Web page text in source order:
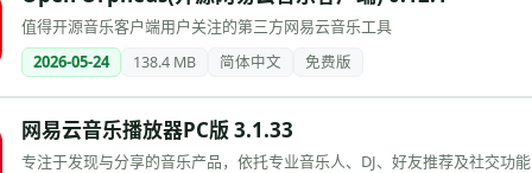
值得开源音乐客户端用户关注的第三方网易云音乐工具
2026-05-24
138.4 MB 简体中文 免费版
网易云音乐播放器PC版 3.1.33
专注于发现与分享的音乐产品，依托专业音乐人、DJ、好友推荐及社交功能